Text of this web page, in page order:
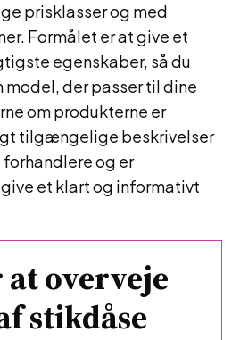
prisklasser og med
Formålet er at give et
egenskaber, så du
model, der passer til dine
om produkterne er
tilgængelige beskrivelser
og er
et klart og informativt
overveje
stikdåse